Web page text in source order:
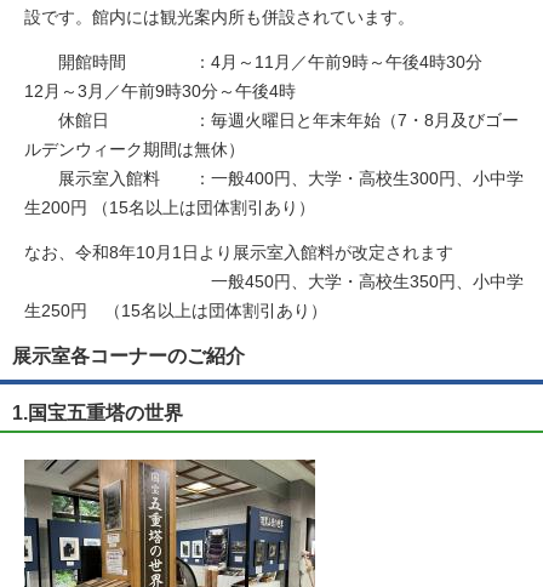
設です。館内には観光案内所も併設されています。
開館時間 ：4月～11月／午前9時～午後4時30分
12月～3月／午前9時30分～午後4時
休館日 ：毎週火曜日と年末年始（7・8月及びゴー
ルデンウィーク期間は無休）
展示室入館料 ：一般400円、大学・高校生300円、小中学
生200円 （15名以上は団体割引あり）
なお、令和8年10月1日より展示室入館料が改定されます
一般450円、大学・高校生350円、小中学
生250円 （15名以上は団体割引あり）
展示室各コーナーのご紹介
1.国宝五重塔の世界